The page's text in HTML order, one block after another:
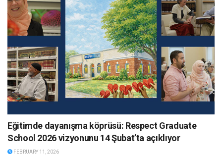
Eğitimde dayanışma köprüsü: Respect Graduate
School 2026 vizyonunu 14 Şubat’ta açıklıyor
FEBRUARY 11, 2026